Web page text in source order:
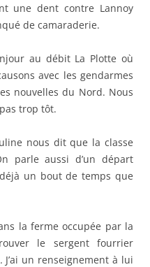
une dent contre Lannoy
de camaraderie.
au débit La Plotte où
avec les gendarmes
nouvelles du Nord. Nous
trop tôt.
nous dit que la classe
parle aussi d’un départ
un bout de temps que
la ferme occupée par la
le sergent fourrier
un renseignement à lui